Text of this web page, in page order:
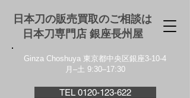
日本刀の販売買取のご相談は
日本刀専門店 銀座⻑州屋
Ginza Choshuya 東京都中央区銀座3-10-4
月–土 9:30–17:30
TEL 0120-123-622